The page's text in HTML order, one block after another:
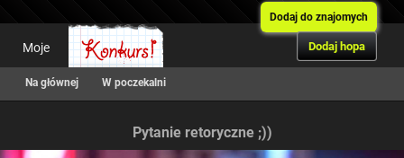
Dodaj do znajomych
Moje Dodaj hopa
Na głównej W poczekalni
Pytanie retoryczne ;))